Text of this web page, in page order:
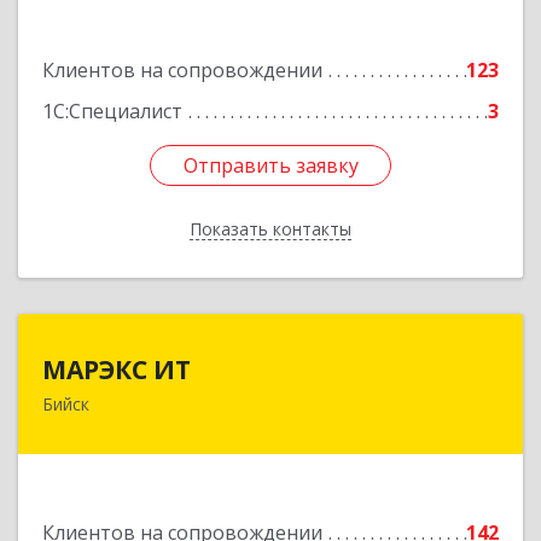
Клиентов на сопровождении
123
1С:Специалист
3
Отправить заявку
Показать контакты
Отправить заявку
Назад
МАРЭКС ИТ
Бийск
Клиентов на сопровождении
142